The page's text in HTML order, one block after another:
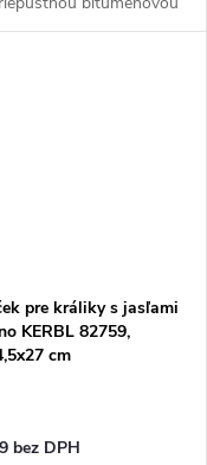
s rozmermi 59x39x30
pre králiky s jasľami
KERBL 82759,
cm
bez DPH